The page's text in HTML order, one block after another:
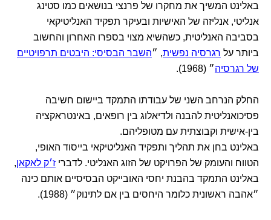
באלינט המשיך את מחקרו של פרנצי בנושאים כמו סטינג
אנליטי, אנליזה של האישיות ובעיקר תפקיד האנליטיקאי
בסביבה האנליטית, כשהשיא מצוי בספרו האחרון והחשוב
ביותר על רגרסיה נפשית, ״השבר הבסיסי: היבטים תרפויטיים
של רגרסיה״ (1968).
החלק הנרחב השני של עבודתו התמקד ביישום חשיבה
פסיכואנליטית להבנה ולדיאלוג בין רופאים, באינטראקציה
בין-אישית וקבוצתית עם מטופליהם.
באלינט בחן את תהליך ותפקיד האנליטיקאי בייסוד האופי,
הטווח והעומק של הפרויקט של הזוג האנליטי. לדברי ז׳ק לאקאן,
באלינט התמקד בהבנת יחסי האובייקט הבסיסיים אותם כינה
״אהבה ראשונית כלומר היחסים בין אם לתינוק״ (1988).